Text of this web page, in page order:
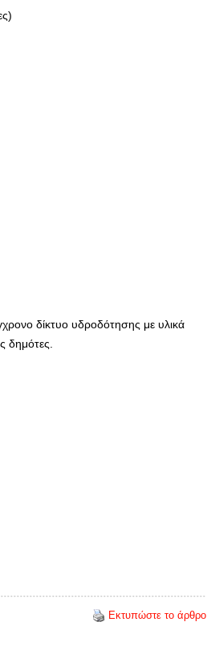
δίκτυο υδροδότησης με υλικά
δημότες.
Εκτυπώστε το άρθρο